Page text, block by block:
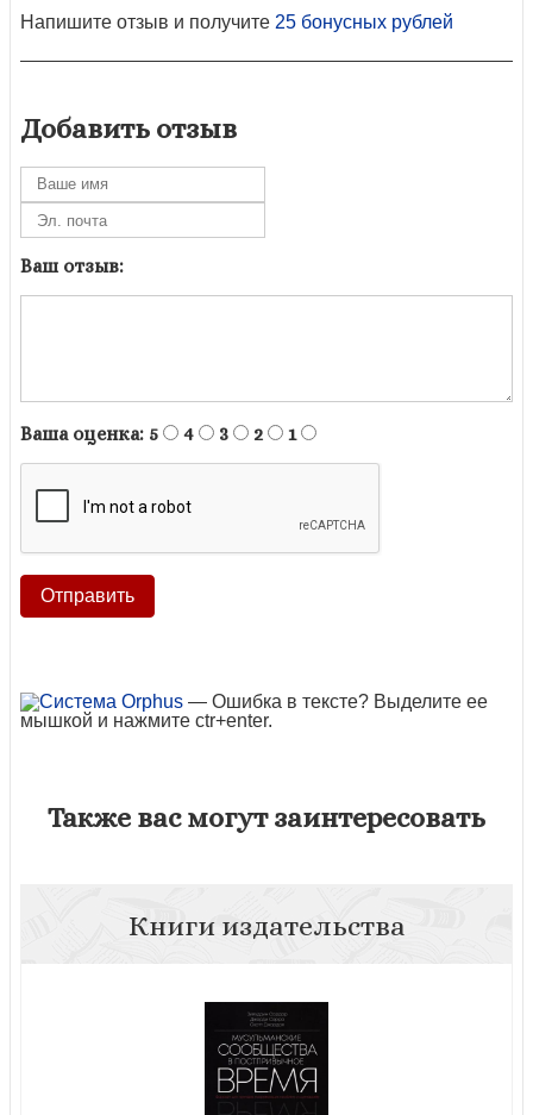
Напишите отзыв и получите 25 бонусных рублей
Добавить отзыв
Ваш отзыв:
Ваша оценка: 5 4 3 2 1
— Ошибка в тексте? Выделите ее
мышкой и нажмите ctr+enter.
Также вас могут заинтересовать
Книги издательства